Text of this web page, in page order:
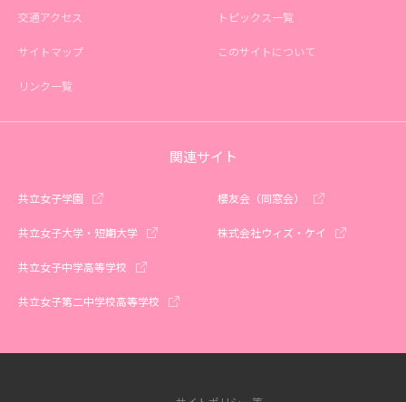
交通アクセス トピックス一覧
サイトマップ このサイトについて
リンク一覧
関連サイト
共立女子学園
共立女子大学・短期大学
共立女子中学高等学校
共立女子第二中学校高等学校
櫻友会（同窓会）
株式会社ウィズ・ケイ